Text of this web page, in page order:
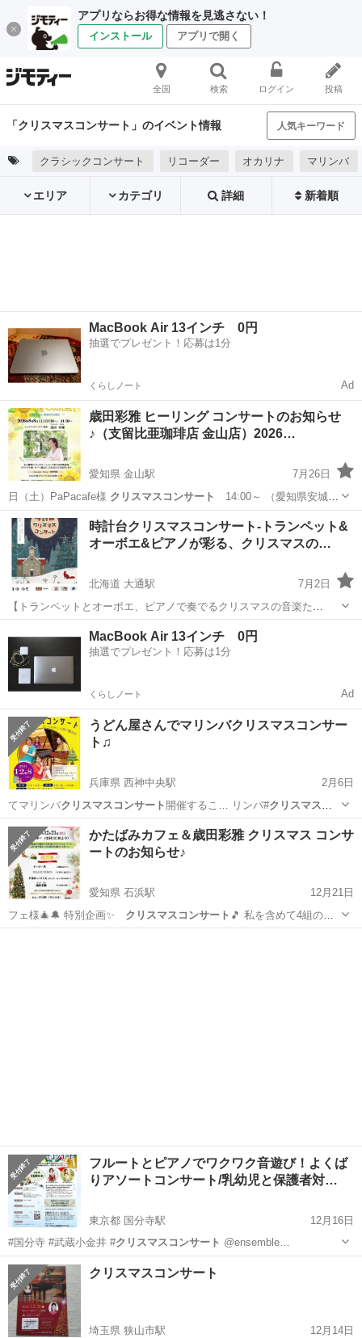
アプリならお得な情報を見逃さない！
インストール アプリで開く
全国 検索 ログイン 投稿
「クリスマスコンサート」のイベント情報 人気キーワード
クラシックコンサート リコーダー オカリナ マリンバ
エリア カテゴリ 詳細 新着順
MacBook Air 13インチ 0円
抽選でプレゼント！応募は1分
くらしノート Ad
歳田彩雅 ヒーリング コンサートのお知らせ
♪（支留比亜珈琲店 金山店）2026…
愛知県 金山駅
7月26日
日（土）PaPacafe様 クリスマスコンサート
14:00～ （愛知県安城
市…
愛知 名古屋市 金山駅 コンサート/ショー 支留比亜珈琲
時計台クリスマスコンサート-トランペット&
オーボエ&ピアノが彩る、クリスマスの…
北海道 大通駅
7月2日
【トランペットとオーボエ、ピアノで奏でるクリスマスの音楽た
ち。】 今年のクリスマス、時計台に響くのは、坂口草太(トランペッ
ト)、太田駿祐(オーボエ)、穂積さゆり(ピアノ)の3人が奏でるアンサン
ブル！ クリスマスの季節...
コンサート/ショー
MacBook Air 13インチ 0円
抽選でプレゼント！応募は1分
くらしノート Ad
うどん屋さんでマリンバクリスマスコンサー
ト♫
兵庫県 西神中央駅
2月6日
てマリンバクリスマスコンサート 開催するこ… リンバ#クリスマスコ
ンサート#ワンコイ…
兵庫 神戸市 西神中央駅 コンサート/ショー
かたばみカフェ＆歳田彩雅 クリスマス コンサ
ートのお知らせ♪
愛知県 石浜駅
12月21日
フェ様🎄🔔 特別企画✨ クリスマスコンサート 🎵 私を含めて4組の演
奏…
フルートとピアノでワクワク音遊び！よくば
りアソートコンサート/乳幼児と保護者対…
東京都 国分寺駅
12月16日
#国分寺 #武蔵小金井 #クリスマスコンサート @ensemble…
東京 国分寺市 コンサート/ショー
クリスマスコンサート
埼玉県 狭山市駅
12月14日